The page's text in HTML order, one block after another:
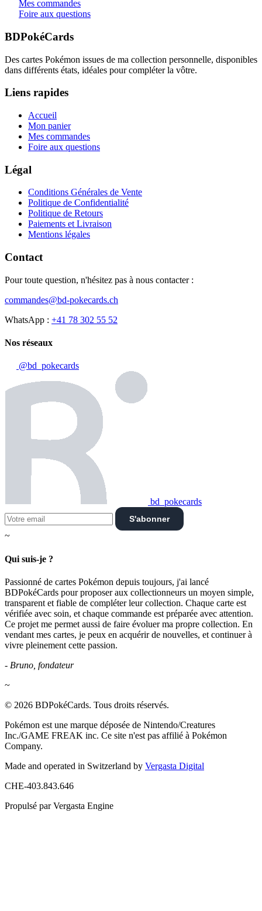
Mes commandes
Foire aux questions
BDPokéCards
Des cartes Pokémon issues de ma collection personnelle, disponibles
dans différents états, idéales pour compléter la vôtre.
Liens rapides
Accueil
Mon panier
Mes commandes
Foire aux questions
Légal
Conditions Générales de Vente
Politique de Confidentialité
Politique de Retours
Paiements et Livraison
Mentions légales
Contact
Pour toute question, n'hésitez pas à nous contacter :
commandes@bd-pokecards.ch
WhatsApp : +41 78 302 55 52
Nos réseaux
@bd_pokecards
bd_pokecards
S'abonner
~
Qui suis-je ?
Passionné de cartes Pokémon depuis toujours, j'ai lancé
BDPokéCards pour proposer aux collectionneurs un moyen simple,
transparent et fiable de compléter leur collection. Chaque carte est
vérifiée avec soin, et chaque commande est préparée avec attention.
Ce projet me permet aussi de faire évoluer ma propre collection. En
vendant mes cartes, je peux en acquérir de nouvelles, et continuer à
vivre pleinement cette passion.
- Bruno, fondateur
~
© 2026 BDPokéCards. Tous droits réservés.
Pokémon est une marque déposée de Nintendo/Creatures
Inc./GAME FREAK inc. Ce site n'est pas affilié à Pokémon
Company.
Made and operated in Switzerland by Vergasta Digital
CHE-403.843.646
Propulsé par Vergasta Engine